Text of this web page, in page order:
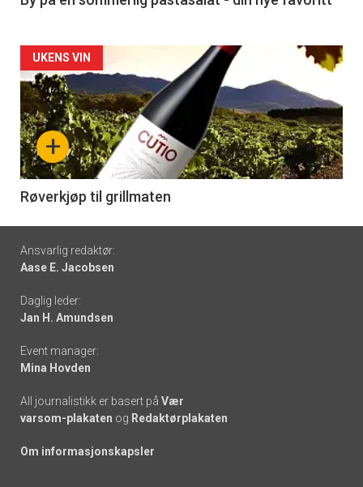
Forsiden
akkurat
nå
-
6
+
UKENS VIN
Røverkjøp til grillmaten
Footer
-
links
Ansvarlig redaktør:
Aase E. Jacobsen
Daglig leder:
Jan H. Amundsen
Event manager:
Mina Hovden
All journalistikk er basert på Vær
varsom-plakaten og Redaktørplakaten
Om informasjonskapsler